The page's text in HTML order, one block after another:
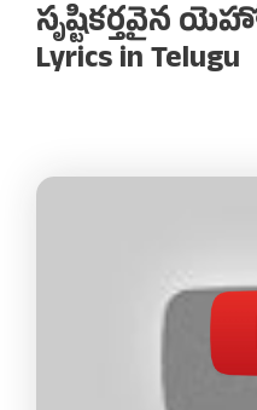
సృష్టికర్తవైన
Lyrics in Telugu